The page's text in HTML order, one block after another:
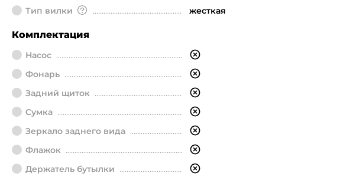
Тип вилки жесткая
Комплектация
Насос
Фонарь
Задний щиток
Сумка
Зеркало заднего вида
Флажок
Держатель бутылки